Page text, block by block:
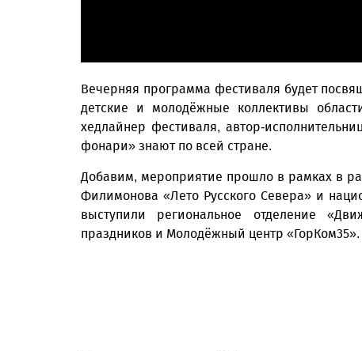
Вечерняя программа фестиваля будет
детские и молодёжные коллективы
хедлайнер фестиваля, автор-
фонари» знают по всей стране.
Добавим, мероприятие прошло в рамках в
Филимонова «Лето Русского Севера» и
выступили региональное отделение
праздников и Молодёжный центр «ГорКом35».